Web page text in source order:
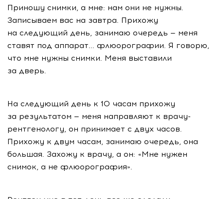
Приношу снимки, а мне: нам они не нужны.
Записываем вас на завтра. Прихожу
на следующий день, занимаю очередь — меня
ставят под аппарат... флюорографии. Я говорю,
что мне нужны снимки. Меня выставили
за дверь.
На следующий день к 10 часам прихожу
за результатом — меня направляют к врачу-
рентгенологу, он принимает с двух часов.
Прихожу к двум часам, занимаю очередь, она
большая. Захожу к врачу, а он: «Мне нужен
снимок, а не флюорография».